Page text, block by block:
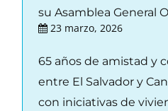
su Asamblea General
23 marzo, 2026
65 años de amistad y
entre El Salvador y
con iniciativas de